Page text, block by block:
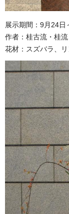
展示期間：9月24日
作者：桂古流・桂
花材：スズバラ、